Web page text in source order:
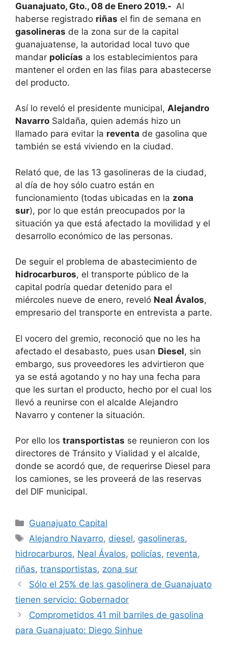
Guanajuato, Gto., 08 de Enero 2019.- Al
haberse registrado riñas el fin de semana en
gasolineras de la zona sur de la capital
guanajuatense, la autoridad local tuvo que
mandar policías a los establecimientos para
mantener el orden en las filas para abastecerse
del producto.
Así lo reveló el presidente municipal, Alejandro
Navarro Saldaña, quien además hizo un
llamado para evitar la reventa de gasolina que
también se está viviendo en la ciudad.
Relató que, de las 13 gasolineras de la ciudad,
al día de hoy sólo cuatro están en
funcionamiento (todas ubicadas en la zona
sur), por lo que están preocupados por la
situación ya que está afectado la movilidad y el
desarrollo económico de las personas.
De seguir el problema de abastecimiento de
hidrocarburos, el transporte público de la
capital podría quedar detenido para el
miércoles nueve de enero, reveló Neal Ávalos,
empresario del transporte en entrevista a parte.
El vocero del gremio, reconoció que no les ha
afectado el desabasto, pues usan Diesel, sin
embargo, sus proveedores les advirtieron que
ya se está agotando y no hay una fecha para
que les surtan el producto, hecho por el cual los
llevó a reunirse con el alcalde Alejandro
Navarro y contener la situación.
Por ello los transportistas se reunieron con los
directores de Tránsito y Vialidad y el alcalde,
donde se acordó que, de requerirse Diesel para
los camiones, se les proveerá de las reservas
del DIF municipal.
Categorías
Guanajuato Capital
Etiquetas
Alejandro Navarro, diesel, gasolineras,
hidrocarburos, Neal Ávalos, policías, reventa,
riñas, transportistas, zona sur
Sólo el 25% de las gasolinera de Guanajuato
tienen servicio: Gobernador
Comprometidos 41 mil barriles de gasolina
para Guanajuato: Diego Sinhue